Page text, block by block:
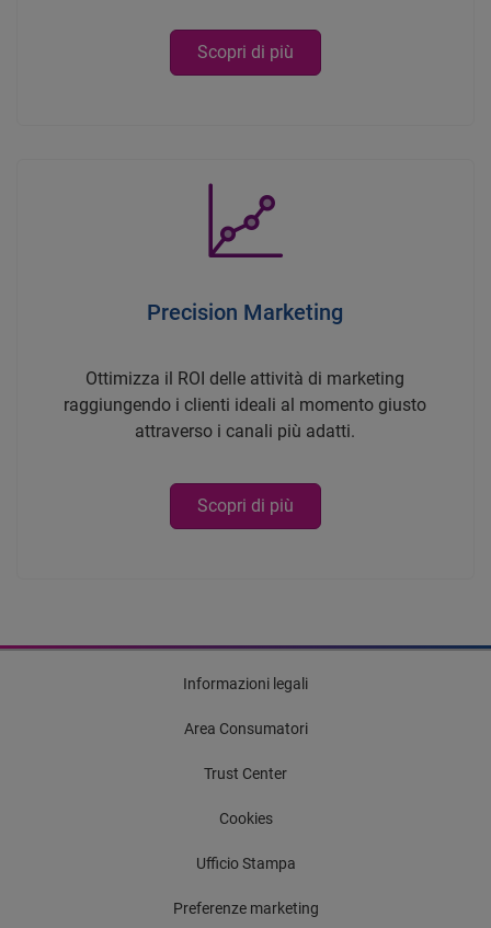
Scopri di più
Precision Marketing
Ottimizza il ROI delle attività di marketing
raggiungendo i clienti ideali al momento giusto
attraverso i canali più adatti.
Scopri di più
Informazioni legali
Area Consumatori
Trust Center
Cookies
Ufficio Stampa
Preferenze marketing